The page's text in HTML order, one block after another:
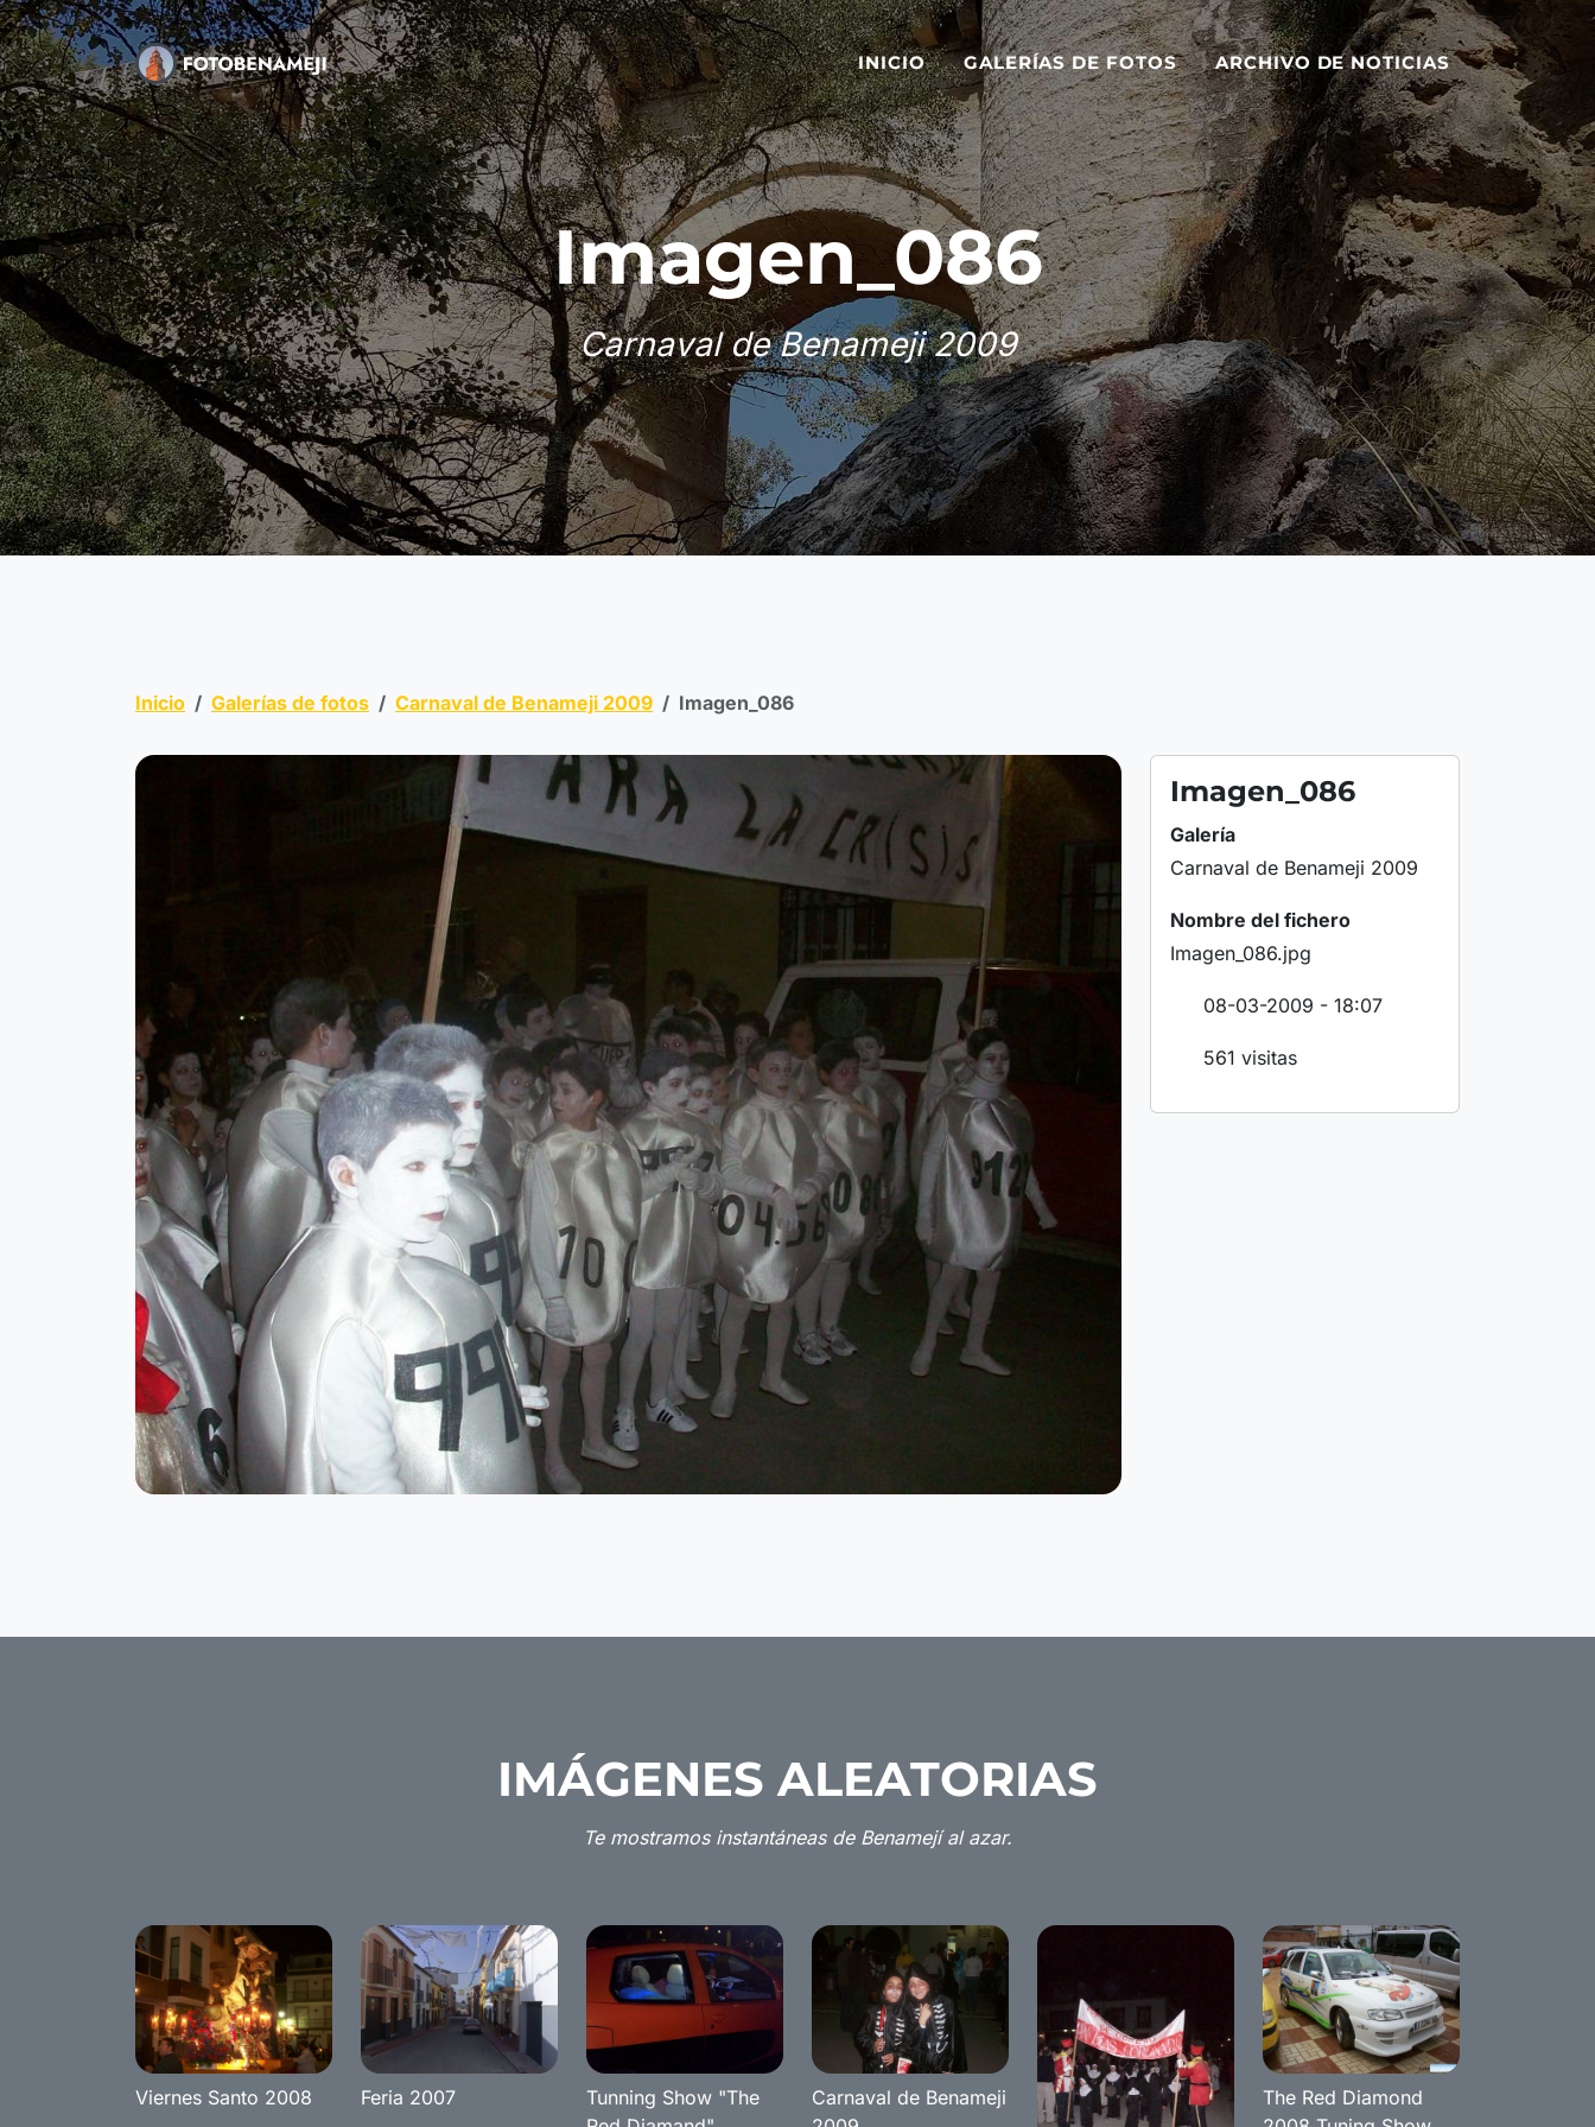
INICIO GALERÍAS DE FOTOS ARCHIVO DE NOTICIAS
Imagen_086
Carnaval de Benameji 2009
Inicio Galerías de fotos Carnaval de Benameji 2009 Imagen_086
Imagen_086
Galería
Carnaval de Benameji 2009
Nombre del fichero
Imagen_086.jpg
08-03-2009 - 18:07
561 visitas
IMÁGENES ALEATORIAS
Te mostramos instantáneas de Benamejí al azar.
Viernes Santo 2008 Feria 2007
Tunning Show "The
Carnaval de Benameji
The Red Diamond